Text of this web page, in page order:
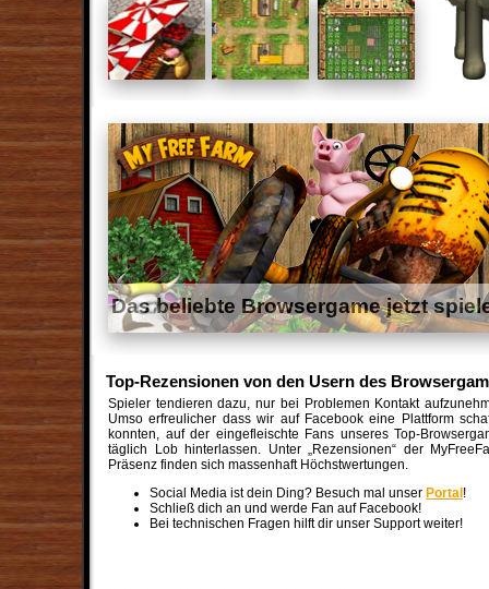
Das beliebte Browsergame jetzt
Top-Rezensionen von den Usern des
Spieler tendieren dazu, nur bei Problemen Kontakt
Umso erfreulicher dass wir auf Facebook eine Plattform
konnten, auf der eingefleischte Fans unseres Top-
täglich Lob hinterlassen. Unter „Rezensionen“ der
Präsenz finden sich massenhaft Höchstwertungen.
Social Media ist dein Ding? Besuch mal unser Portal !
Schließ dich an und werde Fan auf Facebook!
Bei technischen Fragen hilft dir unser Support weiter!